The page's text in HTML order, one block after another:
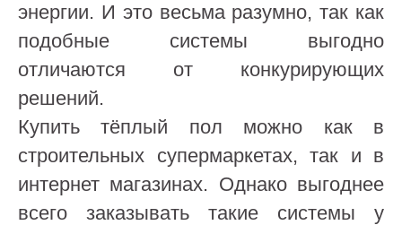
энергии. И это весьма разумно, так как
подобные системы выгодно
отличаются от конкурирующих
решений.
Купить тёплый пол можно как в
строительных супермаркетах, так и в
интернет магазинах. Однако выгоднее
всего заказывать такие системы у